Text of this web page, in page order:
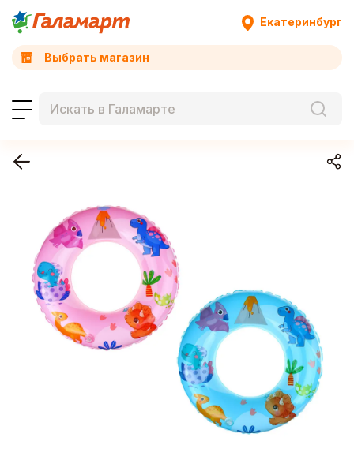
Екатеринбург
Выбрать магазин